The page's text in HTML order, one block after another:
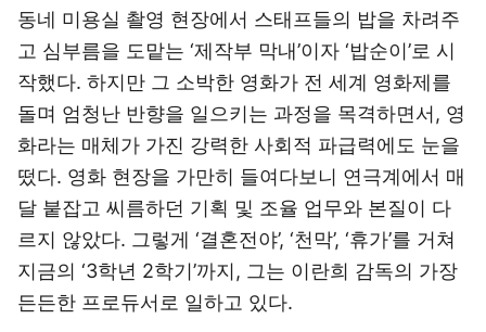
동네 미용실 촬영 현장에서 스태프들의 밥을 차려주
고 심부름을 도맡는 ‘제작부 막내’이자 ‘밥순이’로 시
작했다. 하지만 그 소박한 영화가 전 세계 영화제를
돌며 엄청난 반향을 일으키는 과정을 목격하면서, 영
화라는 매체가 가진 강력한 사회적 파급력에도 눈을
떴다. 영화 현장을 가만히 들여다보니 연극계에서 매
달 붙잡고 씨름하던 기획 및 조율 업무와 본질이 다
르지 않았다. 그렇게 ‘결혼전야’, ‘천막’, ‘휴가’를 거쳐
지금의 ‘3학년 2학기’까지, 그는 이란희 감독의 가장
든든한 프로듀서로 일하고 있다.